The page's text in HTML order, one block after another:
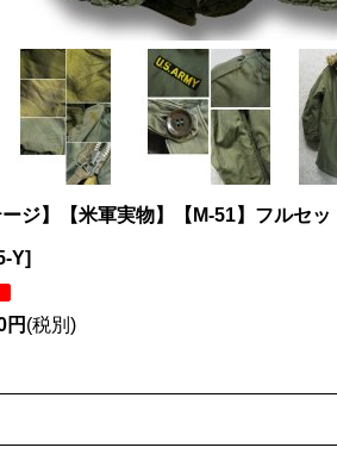
ージ】【米軍実物】【M-51】フルセ
Y]
円 (税別)